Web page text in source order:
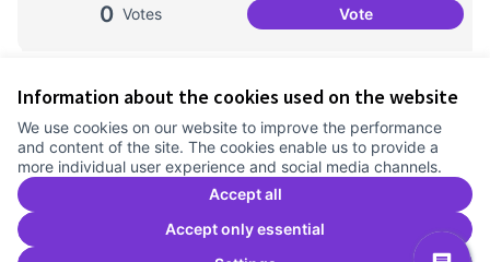
Information about the cookies used on the website
We use cookies on our website to improve the performance
and content of the site. The cookies enable us to provide a
more individual user experience and social media channels.
Accept all
Accept only essential
0 Votes VoteOci per a la gent
Cookie settings
Comunitat Canòdrom at Facebook
(External link)
Comunitat Canòdrom at Instagram
(External link)
Comunitat Canòdrom at YouTube
(External link)
English
Triar la llenguaElegir el idiomaChoose language